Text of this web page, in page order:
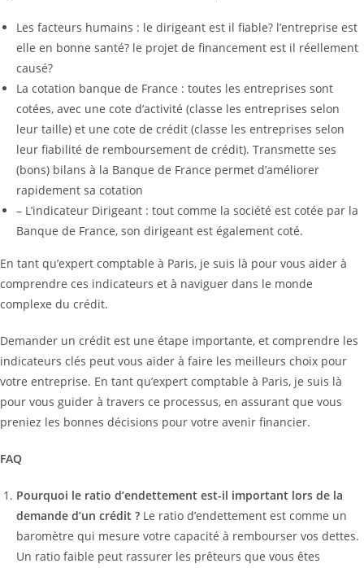
Les facteurs humains : le dirigeant est il fiable? l’entreprise est
elle en bonne santé? le projet de financement est il réellement
causé?
La cotation banque de France : toutes les entreprises sont
cotées, avec une cote d’activité (classe les entreprises selon
leur taille) et une cote de crédit (classe les entreprises selon
leur fiabilité de remboursement de crédit). Transmette ses
(bons) bilans à la Banque de France permet d’améliorer
rapidement sa cotation
– L’indicateur Dirigeant : tout comme la société est cotée par la
Banque de France, son dirigeant est également coté.
En tant qu’expert comptable à Paris, je suis là pour vous aider à
comprendre ces indicateurs et à naviguer dans le monde
complexe du crédit.
Demander un crédit est une étape importante, et comprendre les
indicateurs clés peut vous aider à faire les meilleurs choix pour
votre entreprise. En tant qu’expert comptable à Paris, je suis là
pour vous guider à travers ce processus, en assurant que vous
preniez les bonnes décisions pour votre avenir financier.
FAQ
Pourquoi le ratio d’endettement est-il important lors de la
demande d’un crédit ? Le ratio d’endettement est comme un
baromètre qui mesure votre capacité à rembourser vos dettes.
Un ratio faible peut rassurer les prêteurs que vous êtes